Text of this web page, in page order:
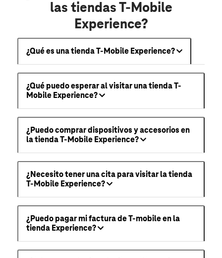
las tiendas T-Mobile
Experience?
¿Qué es una tienda T-Mobile Experience?
¿Qué puedo esperar al visitar una tienda T-
Mobile Experience?
¿Puedo comprar dispositivos y accesorios en
la tienda T-Mobile Experience?
¿Necesito tener una cita para visitar la tienda
T-Mobile Experience?
¿Puedo pagar mi factura de T-mobile en la
tienda Experience?